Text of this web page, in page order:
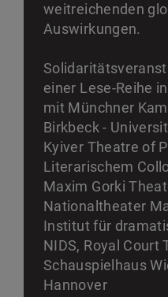
weitreichenden
Auswirkungen.
einer Lese-Reihe
mit Münchner
Birkbeck -
Kyiver Theatre of
Literarischem
Maxim Gorki
Nationaltheater
Institut für
NIDS, Royal Court
Schauspielhaus
Hannover